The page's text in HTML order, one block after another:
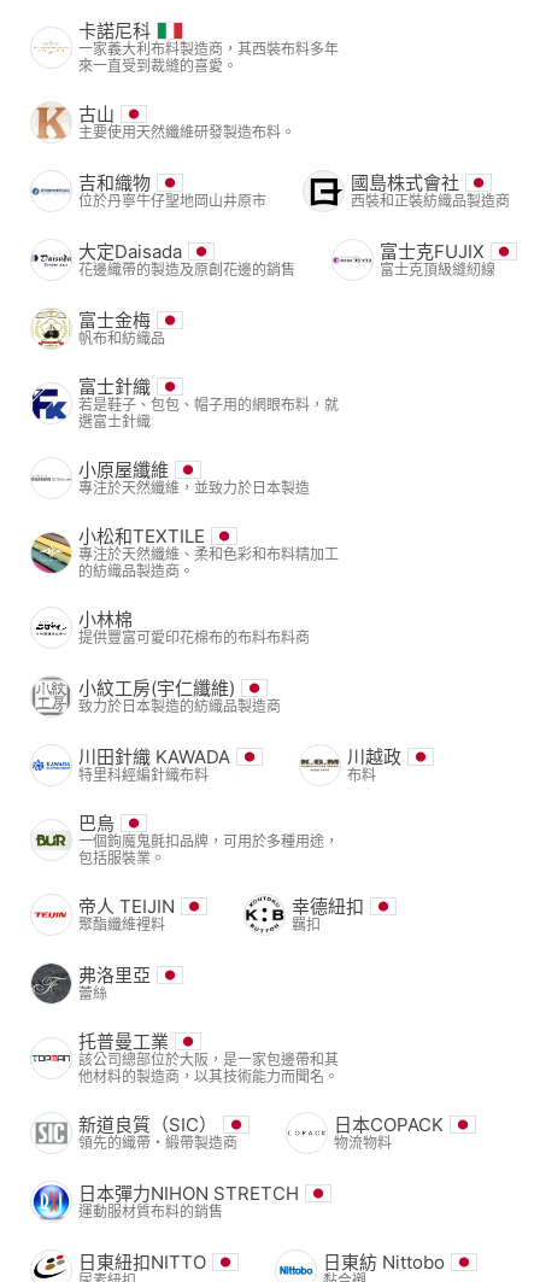
卡諾尼科
一家義大利布料製造商，其西裝布料多年
來一直受到裁縫的喜愛。
古山
主要使用天然纖維研發製造布料。
吉和織物
位於丹寧牛仔聖地岡山井原市
國島株式會社
西裝和正裝紡織品製造商
大定Daisada
花邊織帶的製造及原創花邊的銷售
富士克FUJIX
富士克頂級縫紉線
富士金梅
帆布和紡織品
富士針織
若是鞋子、包包、帽子用的網眼布料，就
選富士針織
小原屋纖維
專注於天然纖維，並致力於日本製造
小松和TEXTILE
專注於天然纖維、柔和色彩和布料精加工
的紡織品製造商。
小林棉
提供豐富可愛印花棉布的布料布料商
小紋工房(宇仁纖維)
致力於日本製造的紡織品製造商
川田針織 KAWADA
特里科經編針織布料
川越政
布料
巴烏
一個鉤魔鬼氈扣品牌，可用於多種用途，
包括服裝業。
帝人 TEIJIN
聚酯纖維裡料
幸德紐扣
羈扣
弗洛里亞
蕾絲
托普曼工業
該公司總部位於大阪，是一家包邊帶和其
他材料的製造商，以其技術能力而聞名。
新道良質（SIC）
領先的織帶・緞帶製造商
日本COPACK
物流物料
日本彈力NIHON STRETCH
運動服材質布料的銷售
日東紐扣NITTO 日東紡 Nittobo